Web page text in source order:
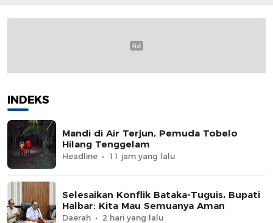
INDEKS
Mandi di Air Terjun, Pemuda Tobelo
Hilang Tenggelam
Headline 11 jam yang lalu
Selesaikan Konflik Bataka-Tuguis, Bupati
Halbar: Kita Mau Semuanya Aman
Daerah 2 hari yang lalu